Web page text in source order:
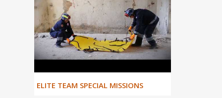
ΕLITE TEAM SPECIAL MISSIONS